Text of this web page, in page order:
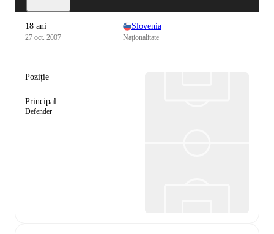
18 ani
27 oct. 2007
Slovenia
Naționalitate
Poziție
Principal
Defender